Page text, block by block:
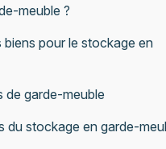
meuble ?
pour le stockage en
de garde-meuble
du stockage en garde-